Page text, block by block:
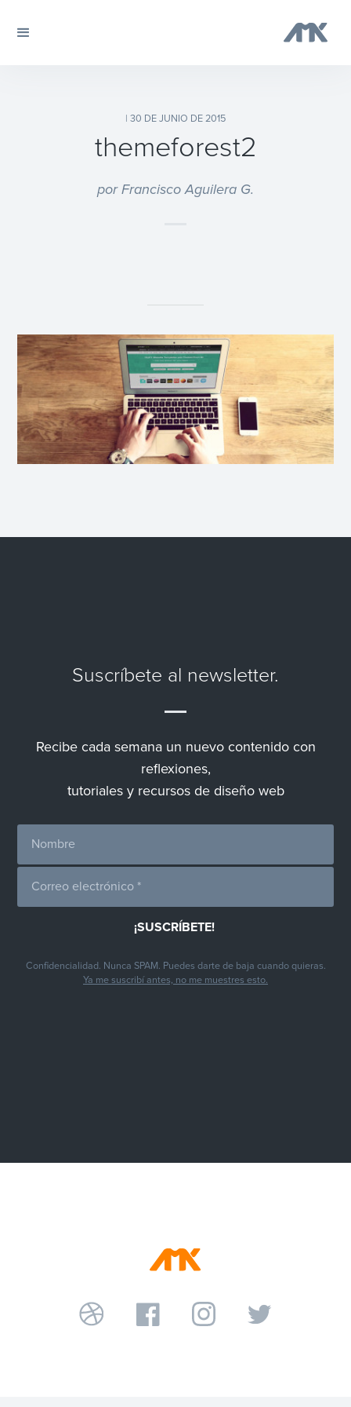
| 30 DE JUNIO DE 2015
themeforest2
por Francisco Aguilera G.
Suscríbete al newsletter.
Recibe cada semana un nuevo contenido con
reflexiones,
tutoriales y recursos de diseño web
Confidencialidad. Nunca SPAM. Puedes darte de baja cuando quieras.
Ya me suscribí antes, no me muestres esto.